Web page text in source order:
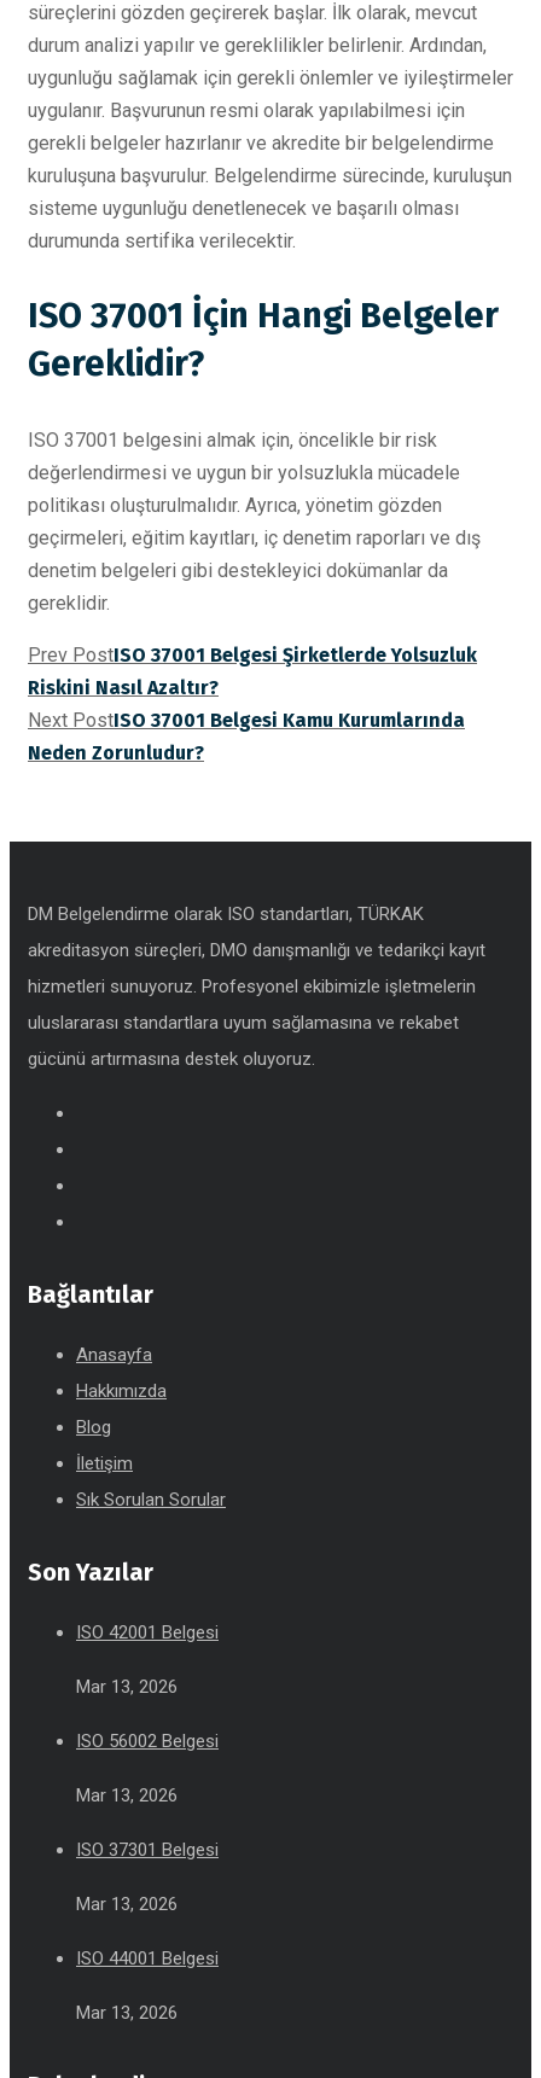
süreçlerini gözden geçirerek başlar. İlk olarak, mevcut
durum analizi yapılır ve gereklilikler belirlenir. Ardından,
uygunluğu sağlamak için gerekli önlemler ve iyileştirmeler
uygulanır. Başvurunun resmi olarak yapılabilmesi için
gerekli belgeler hazırlanır ve akredite bir belgelendirme
kuruluşuna başvurulur. Belgelendirme sürecinde, kuruluşun
sisteme uygunluğu denetlenecek ve başarılı olması
durumunda sertifika verilecektir.
ISO 37001 İçin Hangi Belgeler
Gereklidir?
ISO 37001 belgesini almak için, öncelikle bir risk
değerlendirmesi ve uygun bir yolsuzlukla mücadele
politikası oluşturulmalıdır. Ayrıca, yönetim gözden
geçirmeleri, eğitim kayıtları, iç denetim raporları ve dış
denetim belgeleri gibi destekleyici dokümanlar da
gereklidir.
Prev PostISO 37001 Belgesi Şirketlerde Yolsuzluk
Riskini Nasıl Azaltır?
Next PostISO 37001 Belgesi Kamu Kurumlarında
Neden Zorunludur?
DM Belgelendirme olarak ISO standartları, TÜRKAK
akreditasyon süreçleri, DMO danışmanlığı ve tedarikçi kayıt
hizmetleri sunuyoruz. Profesyonel ekibimizle işletmelerin
uluslararası standartlara uyum sağlamasına ve rekabet
gücünü artırmasına destek oluyoruz.
Bağlantılar
Anasayfa
Hakkımızda
Blog
İletişim
Sık Sorulan Sorular
Son Yazılar
ISO 42001 Belgesi
Mar 13, 2026
ISO 56002 Belgesi
Mar 13, 2026
ISO 37301 Belgesi
Mar 13, 2026
ISO 44001 Belgesi
Mar 13, 2026